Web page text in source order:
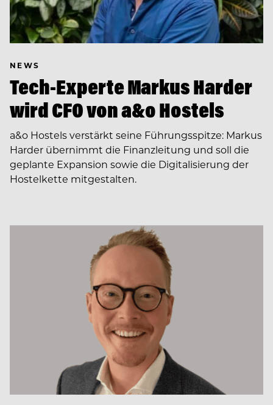
NEWS
Tech-Experte Markus Harder
wird CFO von a&o Hostels
a&o Hostels verstärkt seine Führungsspitze: Markus
Harder übernimmt die Finanzleitung und soll die
geplante Expansion sowie die Digitalisierung der
Hostelkette mitgestalten.